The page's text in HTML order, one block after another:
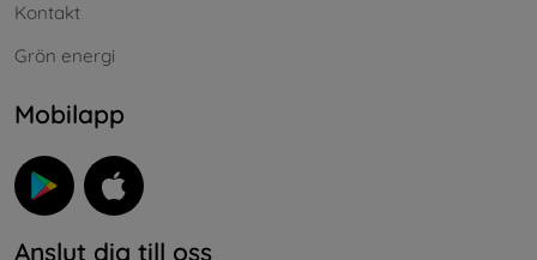
Kontakt
Grön energi
Mobilapp
Anslut dig till oss